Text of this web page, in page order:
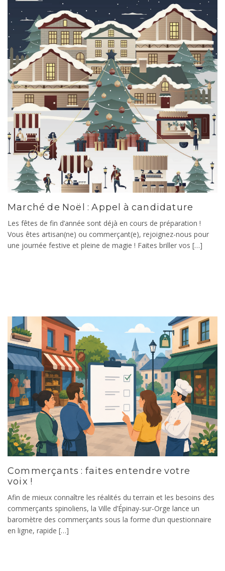
Marché de Noël : Appel à candidature
Les fêtes de fin d’année sont déjà en cours de préparation !
Vous êtes artisan(ne) ou commerçant(e), rejoignez-nous pour
une journée festive et pleine de magie ! Faites briller vos […]
Commerçants : faites entendre votre
voix !
Afin de mieux connaître les réalités du terrain et les besoins des
commerçants spinoliens, la Ville d’Épinay-sur-Orge lance un
baromètre des commerçants sous la forme d’un questionnaire
en ligne, rapide […]